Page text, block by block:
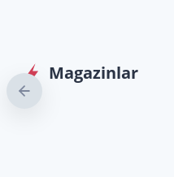
Magazinlar